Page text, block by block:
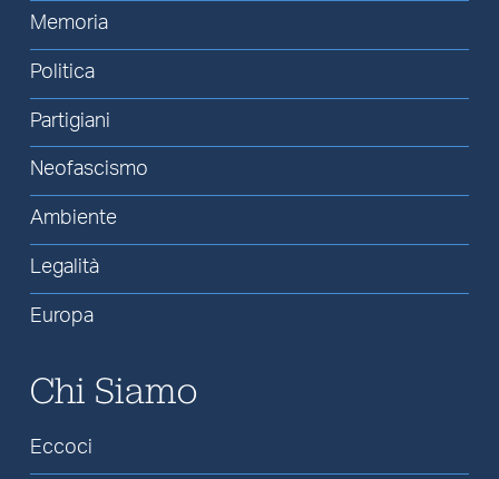
Memoria
Politica
Partigiani
Neofascismo
Ambiente
Legalità
Europa
Chi Siamo
Eccoci